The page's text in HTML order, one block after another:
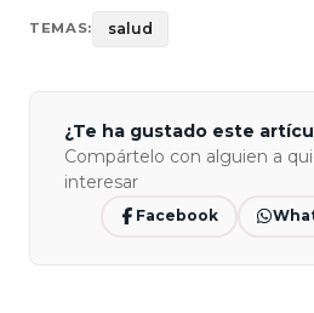
TEMAS: salud
¿Te ha gustado este
Compártelo con alguien a
interesar
Facebook